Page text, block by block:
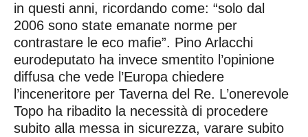
in questi anni, ricordando come: “solo dal
2006 sono state emanate norme per
contrastare le eco mafie”. Pino Arlacchi
eurodeputato ha invece smentito l’opinione
diffusa che vede l’Europa chiedere
l’inceneritore per Taverna del Re. L’onerevole
Topo ha ribadito la necessità di procedere
subito alla messa in sicurezza, varare subito